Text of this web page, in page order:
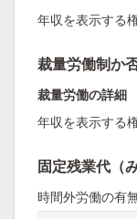
年収を表示する
裁量労働制か
裁量労働の詳細
年収を表示する
固定残業代（
時間外労働の有